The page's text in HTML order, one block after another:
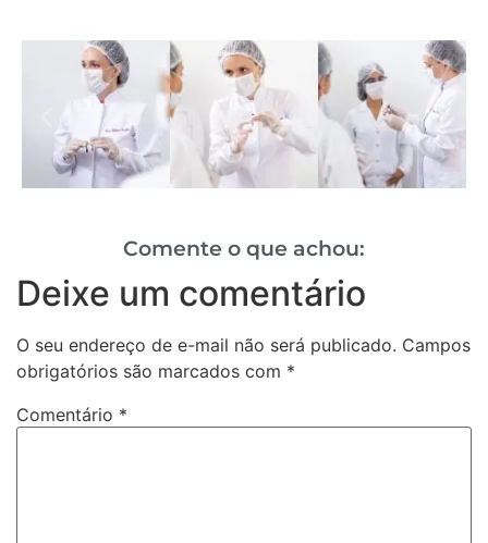
Comente o que achou:
Deixe um comentário
O seu endereço de e-mail não será publicado. Campos
obrigatórios são marcados com *
Comentário *